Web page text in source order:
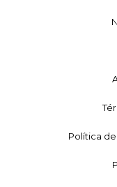
Política